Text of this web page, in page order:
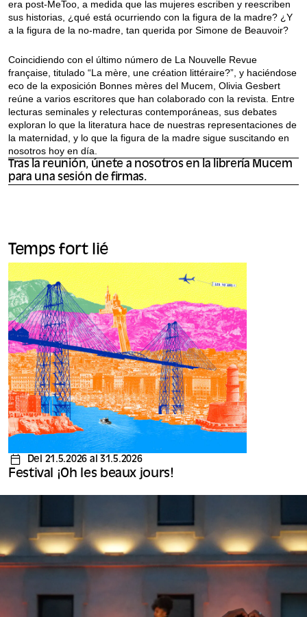
era post-MeToo, a medida que las mujeres escriben y reescriben
sus historias, ¿qué está ocurriendo con la figura de la madre? ¿Y
a la figura de la no-madre, tan querida por Simone de Beauvoir?
Coincidiendo con el último número de La Nouvelle Revue
française, titulado “La mère, une création littéraire?”, y haciéndose
eco de la exposición Bonnes mères del Mucem, Olivia Gesbert
reúne a varios escritores que han colaborado con la revista. Entre
lecturas seminales y relecturas contemporáneas, sus debates
exploran lo que la literatura hace de nuestras representaciones de
la maternidad, y lo que la figura de la madre sigue suscitando en
nosotros hoy en día.
Tras la reunión, únete a nosotros en la librería Mucem
para una sesión de firmas.
Temps fort lié
Del 21.5.2026 al 31.5.2026
Festival ¡Oh les beaux jours!